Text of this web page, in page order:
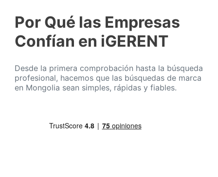
Por Qué las Empresas
Confían en iGERENT
Desde la primera comprobación hasta la búsqueda
profesional, hacemos que las búsquedas de marca
en Mongolia sean simples, rápidas y fiables.